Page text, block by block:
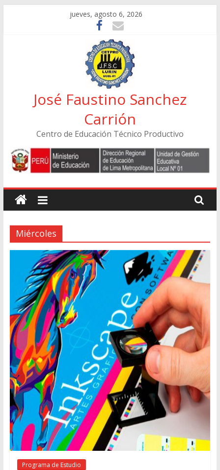
jueves, agosto 6, 2026
José Faustino Sanchez
Carrión
Centro de Educación Técnico Productivo
Miércoles
Programa de Estudio